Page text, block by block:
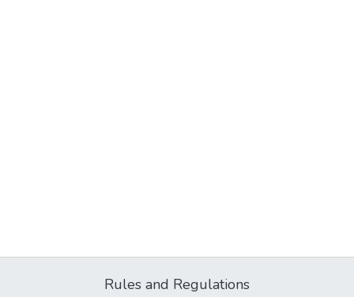
Rules and Regulations